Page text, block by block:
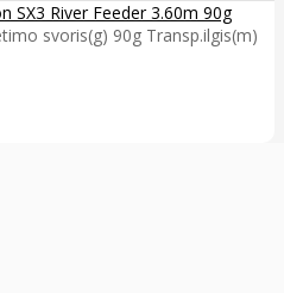
SX3 River Feeder 3.60m 90g
svoris(g) 90g Transp.ilgis(m)